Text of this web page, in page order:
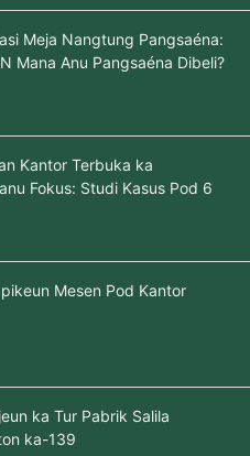
Meja Nangtung Pangsaéna:
Mana Anu Pangsaéna Dibeli?
Kantor Terbuka ka
Fokus: Studi Kasus Pod 6
Mesen Pod Kantor
ka Tur Pabrik Salila
ka-139